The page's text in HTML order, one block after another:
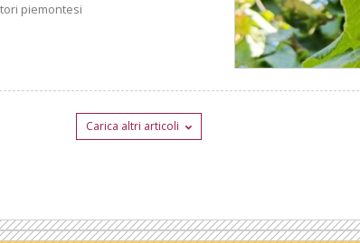
piemontesi
Carica altri articoli